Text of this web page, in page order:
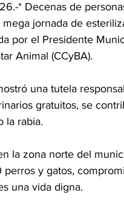
* Decenas de
jornada de
por el Presidente
Animal (CCyBA).
una tutela
gratuitos, se
la rabia.
la zona norte del
perros y gatos,
una vida digna.